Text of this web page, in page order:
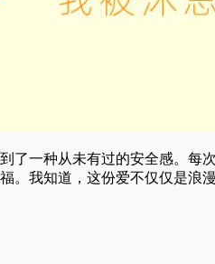
了一种从未有过的安全感。每
。我知道，这份爱不仅仅是浪